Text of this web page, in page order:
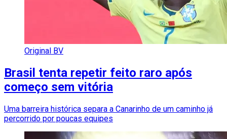
Original BV
Brasil tenta repetir feito raro após
começo sem vitória
Uma barreira histórica separa a Canarinho de um caminho já
percorrido por poucas equipes